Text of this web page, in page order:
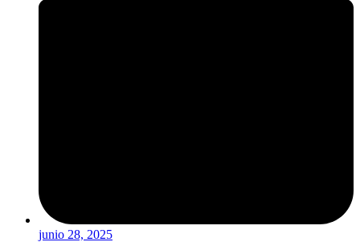
junio 28, 2025